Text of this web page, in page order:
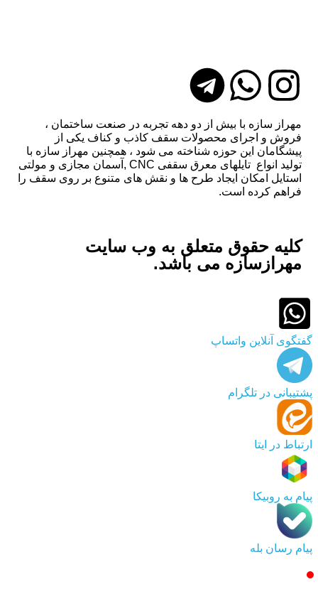
مهراز سازه با بیش از دو دهه تجربه در صنعت ساختمان ،
فروش و اجرای محصولات سقف کاذب و کناف یکی از
پیشگامان این حوزه شناخته می شود ، همچنین مهراز سازه با
تولید انواع تایلهای معرق سقفی CNC ,آسمان مجازی و مولتی
استایل امکان ایجاد طرح ها و نقش های متنوع بر روی سقف را
فراهم کرده است.
کلیه حقوق متعلق به وب سایت
مهرازسازه می باشد.
گفتگوی آنلاین واتساپ
پشتیبانی در تلگرام
ارتباط در ایتا
پیام به روبیکا
پیام رسان بله